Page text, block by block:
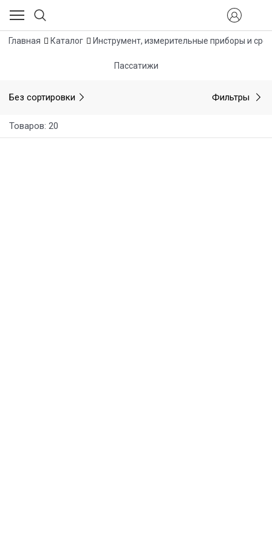
Главная Каталог Инструмент, измерительные приборы и
Пассатижи
Без сортировки Фильтры
Товаров: 20